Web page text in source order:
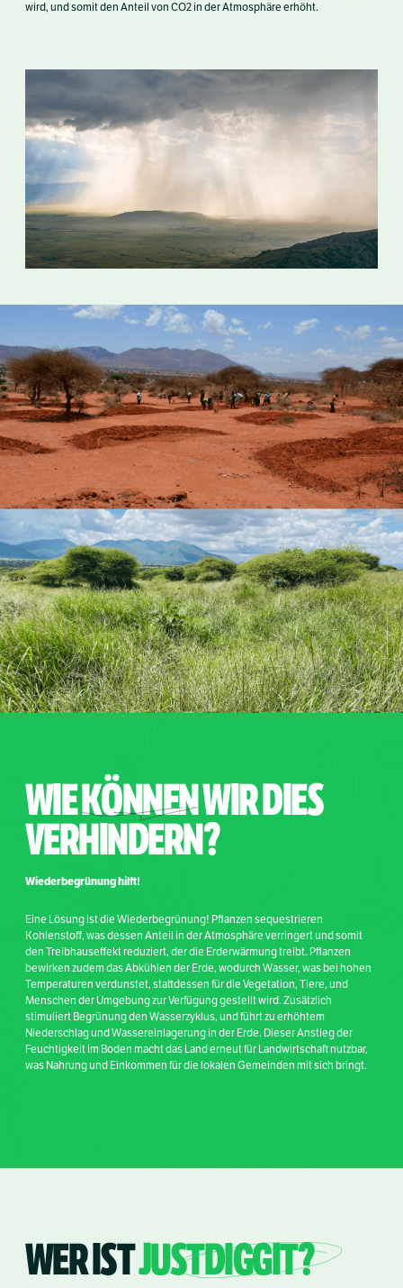
wird, und somit den Anteil von CO2 in der Atmosphäre erhöht.
WIE KÖNNEN WIR DIES
VERHINDERN?
Wiederbegrünung hilft!
Eine Lösung ist die Wiederbegrünung! Pflanzen sequestrieren
Kohlenstoff, was dessen Anteil in der Atmosphäre verringert und somit
den Treibhauseffekt reduziert, der die Erderwärmung treibt. Pflanzen
bewirken zudem das Abkühlen der Erde, wodurch Wasser, was bei hohen
Temperaturen verdunstet, stattdessen für die Vegetation, Tiere, und
Menschen der Umgebung zur Verfügung gestellt wird. Zusätzlich
stimuliert Begrünung den Wasserzyklus, und führt zu erhöhtem
Niederschlag und Wassereinlagerung in der Erde. Dieser Anstieg der
Feuchtigkeit im Boden macht das Land erneut für Landwirtschaft nutzbar,
was Nahrung und Einkommen für die lokalen Gemeinden mit sich bringt.
WER ISTJUSTDIGGIT?